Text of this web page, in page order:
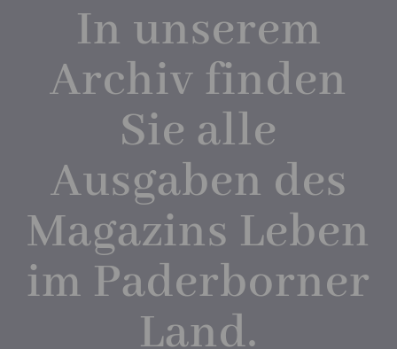
In unserem
Archiv finden
Sie alle
Ausgaben des
Magazins Leben
im Paderborner
Land.